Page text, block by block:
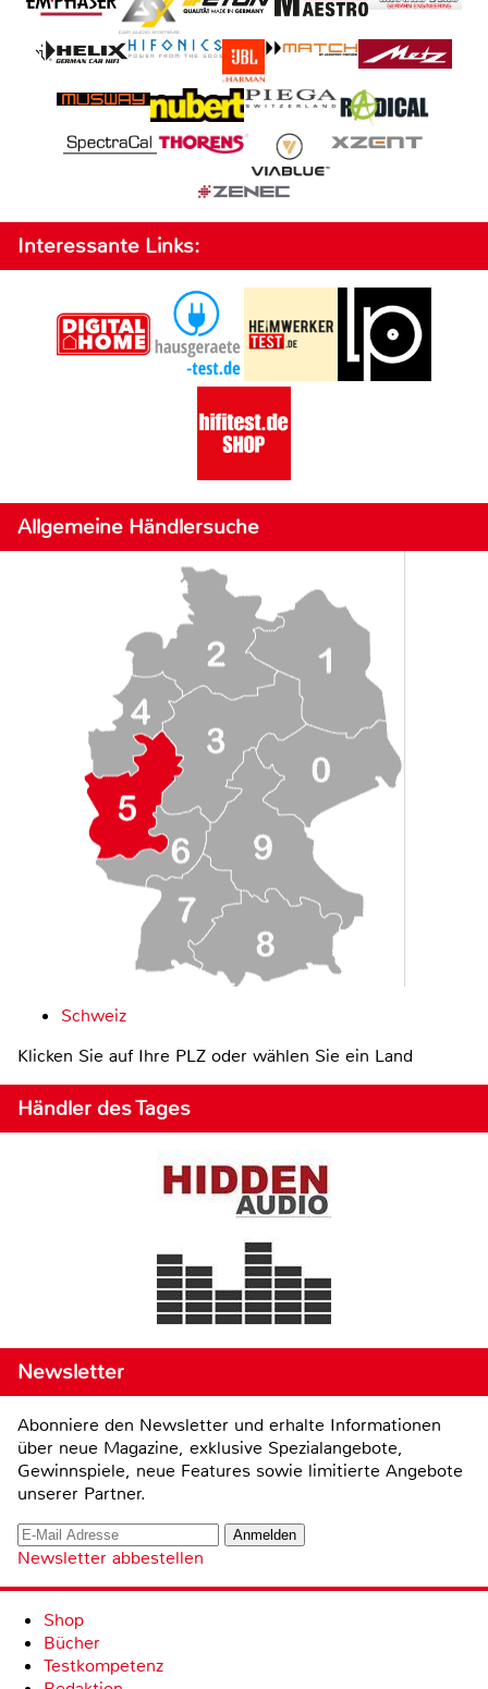
Interessante Links:
Allgemeine Händlersuche
Schweiz
Klicken Sie auf Ihre PLZ oder wählen Sie ein Land
Händler des Tages
Newsletter
Abonniere den Newsletter und erhalte Informationen
über neue Magazine, exklusive Spezialangebote,
Gewinnspiele, neue Features sowie limitierte Angebote
unserer Partner.
Newsletter abbestellen
Shop
Bücher
Testkompetenz